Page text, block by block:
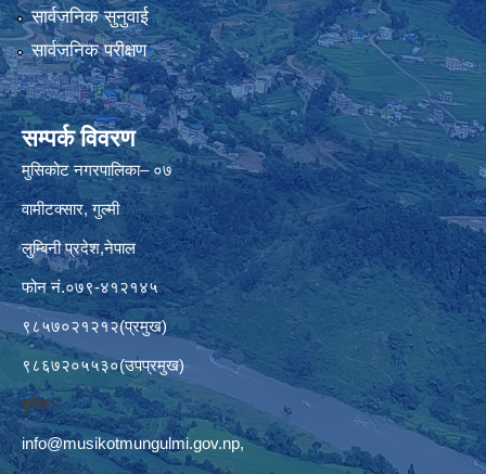
सार्वजनिक सुनुवाई
सार्वजनिक परीक्षण
सम्पर्क विवरण
मुसिकोट नगरपालिका– ०७
वामीटक्सार, गुल्मी
लुम्बिनी प्रदेश,नेपाल
फोन नं.०७९-४१२१४५
९८५७०२१२१२(प्रमुख)
९८६७२०५५३०(उपप्रमुख)
इमेलः–
info@musikotmungulmi.gov.np,